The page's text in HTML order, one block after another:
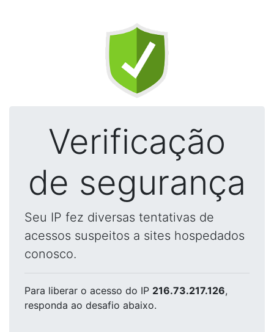
Verificação
de segurança
Seu IP fez diversas tentativas de
acessos suspeitos a sites hospedados
conosco.
Para liberar o acesso do IP 216.73.217.126,
responda ao desafio abaixo.